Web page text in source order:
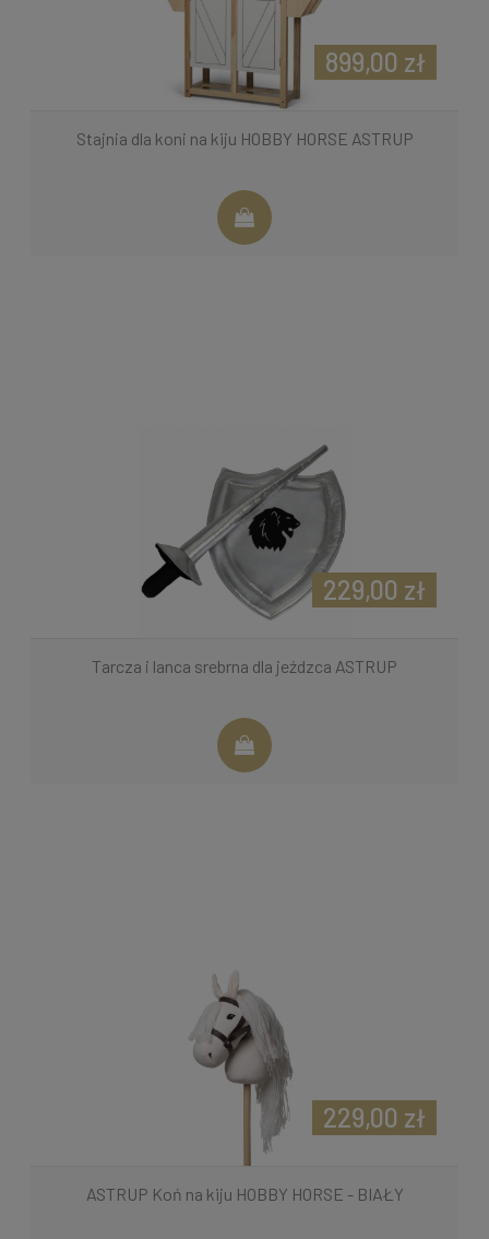
Stajnia dla koni na kiju HOBBY HORSE ASTRUP
899,00 zł
Tarcza i lanca srebrna dla jeźdzca ASTRUP
229,00 zł
ASTRUP Koń na kiju HOBBY HORSE - BIAŁY
229,00 zł